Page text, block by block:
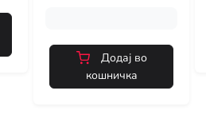
Додај во
кошничка